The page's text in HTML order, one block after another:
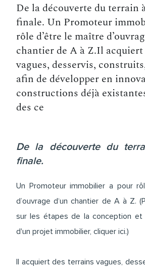
De la découverte du terrain
finale. Un Promoteur
rôle d’être le maître
chantier de A à Z.Il
vagues, desservis,
afin de développer en
constructions déjà
des ce
De la découverte du
finale.
Un Promoteur immobilier a pour
d’ouvrage d‘un chantier de A à Z.
sur les étapes de la conception et
d'un projet immobilier, cliquer ici.)
Il acquiert des terrains vagues,